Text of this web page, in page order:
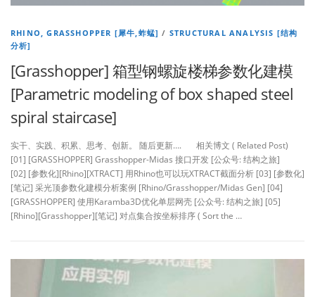
RHINO, GRASSHOPPER [犀牛,蚱蜢] / STRUCTURAL ANALYSIS [结构
分析]
[Grasshopper] 箱型钢螺旋楼梯参数化建模
[Parametric modeling of box shaped steel
spiral staircase]
实干、实践、积累、思考、创新。 随后更新…. 相关博文 ( Related Post)
[01] [GRASSHOPPER] Grasshopper-Midas 接口开发 [公众号: 结构之旅]
[02] [参数化][Rhino][XTRACT] 用Rhino也可以玩XTRACT截面分析 [03] [参数化]
[笔记] 采光顶参数化建模分析案例 [Rhino/Grasshopper/Midas Gen] [04]
[GRASSHOPPER] 使用Karamba3D优化单层网壳 [公众号: 结构之旅] [05]
[Rhino][Grasshopper][笔记] 对点集合按坐标排序 ( Sort the …